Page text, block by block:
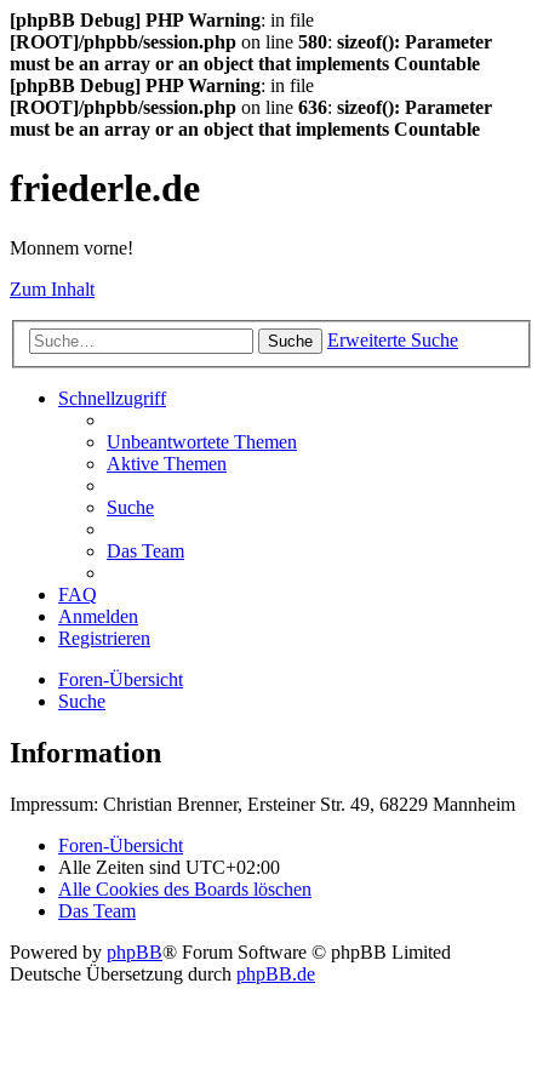
[phpBB Debug] PHP Warning: in file
[ROOT]/phpbb/session.php on line 580: sizeof(): Parameter
must be an array or an object that implements Countable
[phpBB Debug] PHP Warning: in file
[ROOT]/phpbb/session.php on line 636: sizeof(): Parameter
must be an array or an object that implements Countable
friederle.de
Monnem vorne!
Zum Inhalt
Suche Erweiterte Suche
Schnellzugriff
Unbeantwortete Themen
Aktive Themen
Suche
Das Team
FAQ
Anmelden
Registrieren
Foren-Übersicht
Suche
Information
Impressum: Christian Brenner, Ersteiner Str. 49, 68229 Mannheim
Foren-Übersicht
Alle Zeiten sind UTC+02:00
Alle Cookies des Boards löschen
Das Team
Powered by phpBB® Forum Software © phpBB Limited
Deutsche Übersetzung durch phpBB.de